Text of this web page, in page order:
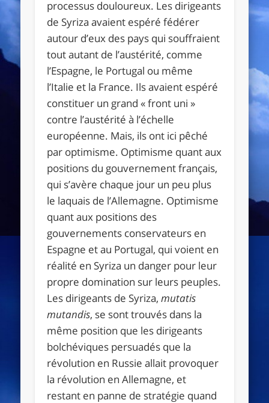
processus douloureux. Les dirigeants
de Syriza avaient espéré fédérer
autour d’eux des pays qui souffraient
tout autant de l’austérité, comme
l’Espagne, le Portugal ou même
l’Italie et la France. Ils avaient espéré
constituer un grand « front uni »
contre l’austérité à l’échelle
européenne. Mais, ils ont ici pêché
par optimisme. Optimisme quant aux
positions du gouvernement français,
qui s’avère chaque jour un peu plus
le laquais de l’Allemagne. Optimisme
quant aux positions des
gouvernements conservateurs en
Espagne et au Portugal, qui voient en
réalité en Syriza un danger pour leur
propre domination sur leurs peuples.
Les dirigeants de Syriza,mutatis
mutandis, se sont trouvés dans la
même position que les dirigeants
bolchéviques persuadés que la
révolution en Russie allait provoquer
la révolution en Allemagne, et
restant en panne de stratégie quand